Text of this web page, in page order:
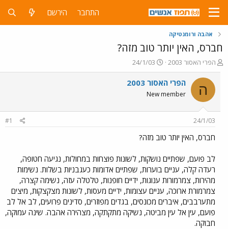
התחבר הירשם
אהבה ורומנטיקה
חברס, האין יותר טוב מזה?
פ
ו
ת
ח
ה
ש
א
הפרי האסור 2003
פ
ו
ר
ם
ר
24/1/03
ה הפרי האסור 2003
New member
24/1/03
#1
חברס, האין יותר טוב מזה?
לב פועם, שפתיים נושקות, לשונות פוצחות במחולות, נגיעה חטופה,
רעדה קלה, עניים בוערות, שפתיים אדומות כעגבניות בשלות. נשימות
מהירות, צמרמורות ענוגות, ידיים חופנות, טלטלה עזה, נשימה קצרה,
צמרמורת ארוכה, עניים עצומות, ידיים מעסות, לשונות מצקצקות, מיצים
מתערבבים, איברים מכונסים, בגדים מפוזרים, סדינים פרועים, לב אל לב
פועם, עין אל עין מביטה, נשיקה מתקתקה, מצהירה אהבה. שינה עמוקה,
חבוקה.